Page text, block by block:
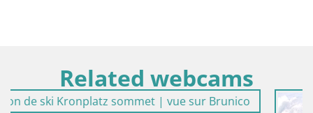
Related webcams